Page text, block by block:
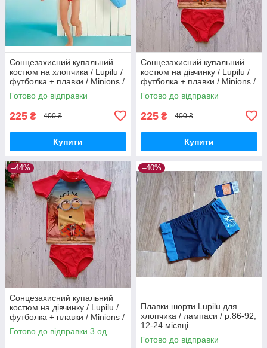
Сонцезахисний купальний
костюм на хлопчика / Lupilu /
футболка + плавки / Minions /
р.86-92, 12-24 місяців
Готово до відправки
225 ₴ 400 ₴
Купити
Сонцезахисний купальний
костюм на дівчинку / Lupilu /
футболка + плавки / Minions /
р.86-92, 12-24 місяців
Готово до відправки
225 ₴ 400 ₴
Купити
–44%
Сонцезахисний купальний
костюм на дівчинку / Lupilu /
футболка + плавки / Minions /
р.74-80 – 6-12 місяців
Готово до відправки 3 од.
–40%
Плавки шорти Lupilu для
хлопчика / лампаси / р.86-92,
12-24 місяці
Готово до відправки